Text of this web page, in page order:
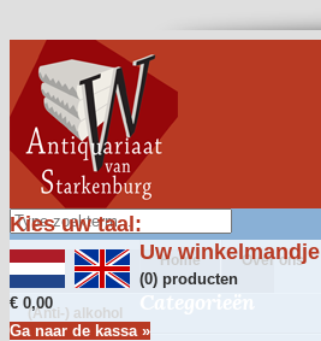
Kies uw taal:
Uw winkelmandje
(0) producten
€ 0,00
Ga naar de kassa »
Home Over ons
Categorieën
(Anti-) alkohol